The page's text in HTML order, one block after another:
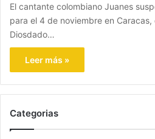
El cantante colombiano Juanes
para el 4 de noviembre en
Diosdado…
Leer más »
Categorias